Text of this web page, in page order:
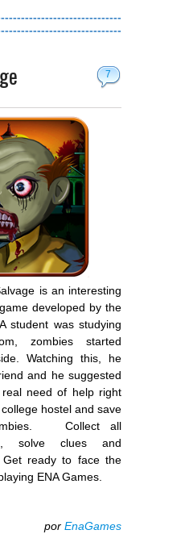
7
is an interesting
developed by the
student was studying
zombies started
Watching this, he
and he suggested
need of help right
hostel and save
Collect all
solve clues and
Get ready to face the
ENA Games.
por EnaGames